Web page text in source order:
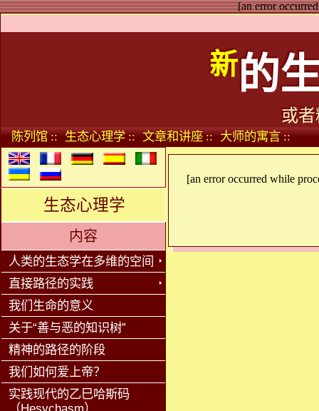
[an error
新的
或
陈列馆 :: 生态心理学 :: 文章和讲座 :: 大师的寓言 ::
生态心理学
内容
人类的生态学在多维的空间
直接路径的实践
我们生命的意义
关于“善与恶的知识树”
精神的路径的阶段
我们如何爱上帝？
实践现代的乙巳哈斯码
[an error occurred while